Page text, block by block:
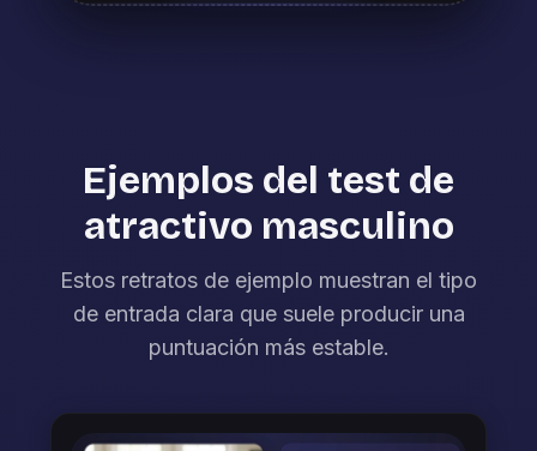
Ejemplos del test de
atractivo masculino
Estos retratos de ejemplo muestran el tipo
de entrada clara que suele producir una
puntuación más estable.